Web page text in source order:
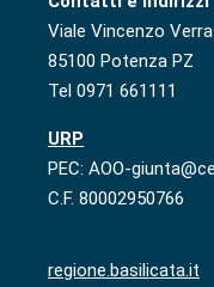
Viale Vincenzo
85100 Potenza PZ
Tel 0971 661111
URP
PEC: AOO-
C.F. 80002950766
regione.basilicata.it